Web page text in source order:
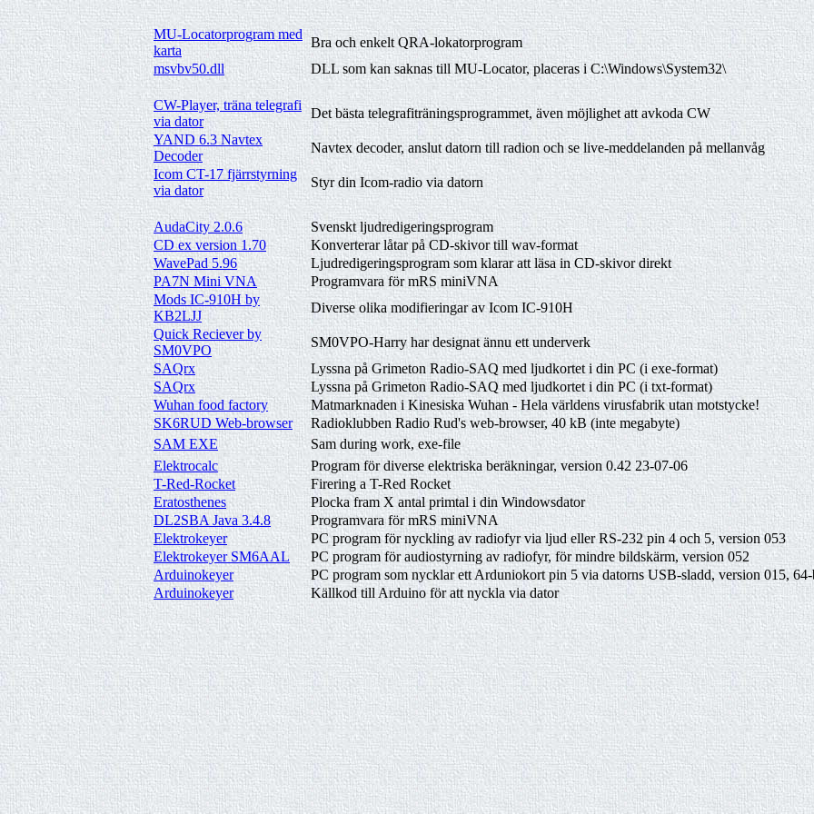
MU-Locatorprogram med
karta
Bra och enkelt QRA-lokatorprogram
msvbv50.dll
DLL som kan saknas till MU-Locator, placeras i C:\Windows\System32\
CW-Player, träna telegrafi
via dator
Det bästa telegrafiträningsprogrammet, även möjlighet att avkoda CW
YAND 6.3 Navtex
Decoder
Navtex decoder, anslut datorn till radion och se live-meddelanden på mellanvåg
Icom CT-17 fjärrstyrning
via dator
Styr din Icom-radio via datorn
AudaCity 2.0.6
Svenskt ljudredigeringsprogram
CD ex version 1.70
Konverterar låtar på CD-skivor till wav-format
WavePad 5.96
Ljudredigeringsprogram som klarar att läsa in CD-skivor direkt
PA7N Mini VNA
Programvara för mRS miniVNA
Mods IC-910H by
KB2LJJ
Diverse olika modifieringar av Icom IC-910H
Quick Reciever by
SM0VPO
SM0VPO-Harry har designat ännu ett underverk
SAQrx
Lyssna på Grimeton Radio-SAQ med ljudkortet i din PC (i exe-format)
SAQrx
Lyssna på Grimeton Radio-SAQ med ljudkortet i din PC (i txt-format)
Wuhan food factory
Matmarknaden i Kinesiska Wuhan - Hela världens virusfabrik utan motstycke!
SK6RUD Web-browser
Radioklubben Radio Rud's web-browser, 40 kB (inte megabyte)
SAM EXE
Sam during work, exe-file
Elektrocalc
Program för diverse elektriska beräkningar, version 0.42 23-07-06
T-Red-Rocket
Firering a T-Red Rocket
Eratosthenes
Plocka fram X antal primtal i din Windowsdator
DL2SBA Java 3.4.8
Programvara för mRS miniVNA
Elektrokeyer
PC program för nyckling av radiofyr via ljud eller RS-232 pin 4 och 5, version 053
Elektrokeyer SM6AAL
PC program för audiostyrning av radiofyr, för mindre bildskärm, version 052
Arduinokeyer
PC program som nycklar ett Arduniokort pin 5 via datorns USB-sladd, version 015,
Arduinokeyer
Källkod till Arduino för att nyckla via dator